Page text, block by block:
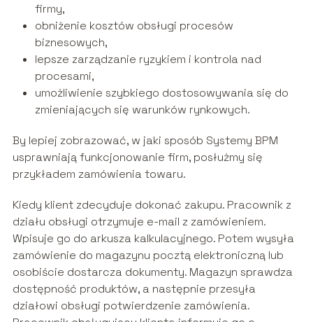
firmy,
obniżenie kosztów obsługi procesów
biznesowych,
lepsze zarządzanie ryzykiem i kontrola nad
procesami,
umożliwienie szybkiego dostosowywania się do
zmieniających się warunków rynkowych.
By lepiej zobrazować, w jaki sposób Systemy BPM
usprawniają funkcjonowanie firm, posłużmy się
przykładem zamówienia towaru.
Kiedy klient zdecyduje dokonać zakupu. Pracownik z
działu obsługi otrzymuje e-mail z zamówieniem.
Wpisuje go do arkusza kalkulacyjnego. Potem wysyła
zamówienie do magazynu pocztą elektroniczną lub
osobiście dostarcza dokumenty. Magazyn sprawdza
dostępność produktów, a następnie przesyła
działowi obsługi potwierdzenie zamówienia.